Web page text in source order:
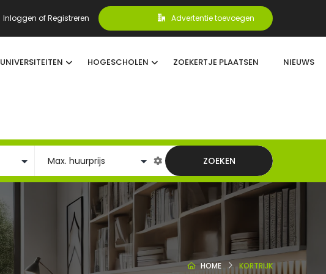
Inloggen of Registreren Advertentie toevoegen
UNIVERSITEITEN HOGESCHOLEN ZOEKERTJE PLAATSEN NIEUWS
ZOEKEN
HOME KORTRIJK